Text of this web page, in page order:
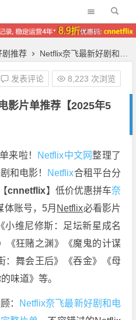
剧推荐 Netflix奈飞最新好剧和电影片单推荐【2025年5月】完整片单
影片单推荐【2025年5
发表评论 8,223 次浏览
来啦！ Netflix中文网整理了
和电影！ Netflix合租平台分
cnnetflix】低价优惠拼车奈
体账号，5月 Netflix必看影片
小维尼修斯：足坛新星成名
《狂赌之渊》
《魔鬼的计谋
：舞会王后》《吞金》《母
味道》等。
：
Netflix奈飞最新好剧和电